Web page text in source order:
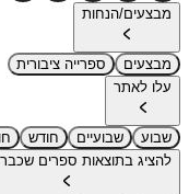
מבצעים/הנחות
מבצעים
ספרייה ציבורית
עלו לאתר
שבוע שבועיים חודש
להציג בתוצאות ספרים